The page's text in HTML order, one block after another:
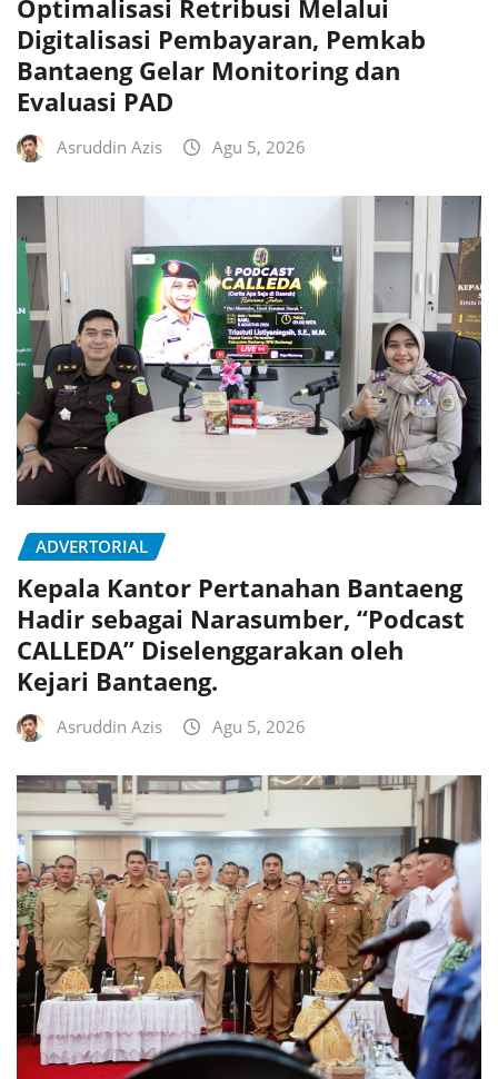
Optimalisasi Retribusi Melalui
Digitalisasi Pembayaran, Pemkab
Bantaeng Gelar Monitoring dan
Evaluasi PAD
Asruddin Azis Agu 5, 2026
ADVERTORIAL
Kepala Kantor Pertanahan Bantaeng
Hadir sebagai Narasumber, “Podcast
CALLEDA” Diselenggarakan oleh
Kejari Bantaeng.
Asruddin Azis Agu 5, 2026